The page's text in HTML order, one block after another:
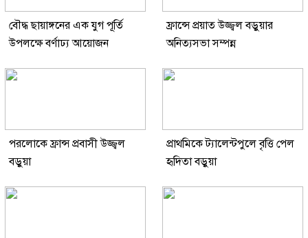
বৌদ্ধ ছায়াঙ্গনের এক যুগ পূর্তি
উপলক্ষে বর্ণাঢ্য আয়োজন
ফ্রান্সে প্রয়াত উজ্জ্বল বড়ুয়ার
অনিত্যসভা সম্পন্ন
পরলোকে ফ্রান্স প্রবাসী উজ্জ্বল
বড়ুয়া
প্রাথমিকে ট্যালেন্টপুলে বৃত্তি পেল
হৃদিতা বড়ুয়া